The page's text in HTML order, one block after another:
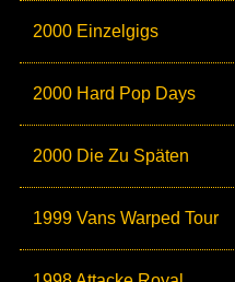
2000 Einzelgigs
2000 Hard Pop Days
2000 Die Zu Späten
1999 Vans Warped Tour